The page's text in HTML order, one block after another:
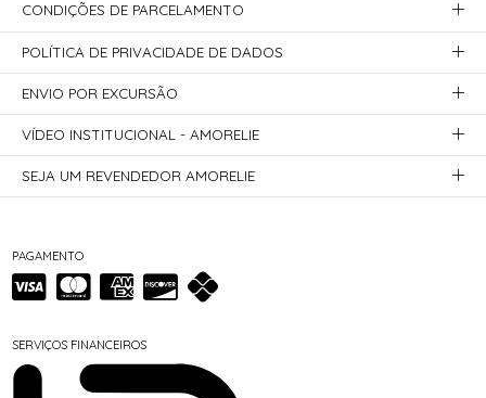
PAGAMENTO
SERVIÇOS FINANCEIROS
CONDIÇÕES DE PARCELAMENTO
POLÍTICA DE PRIVACIDADE DE DADOS
ENVIO POR EXCURSÃO
VÍDEO INSTITUCIONAL - AMORELIE
SEJA UM REVENDEDOR AMORELIE